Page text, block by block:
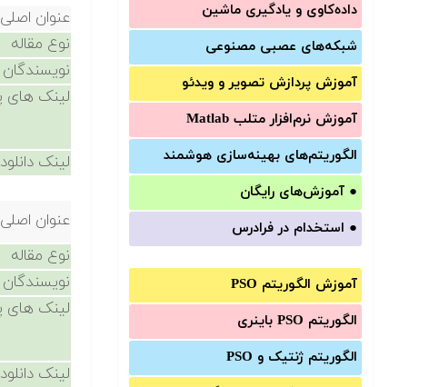
داده‌کاوی و یادگیری ماشین
شبکه‌های عصبی مصنوعی
آموزش‌ پردازش تصویر و ویدئو
آموزش‌ نرم‌افزار متلب Matlab
الگوریتم‌های بهینه‌سازی هوشمند
● آموزش‌های رایگان
● استخدام در فرادرس
آموزش الگوریتم PSO
الگوریتم PSO باینری
الگوریتم ژنتیک و PSO
عنوان
نوع مقاله
نویسندگان
لینک های
لینک
عنوان
نوع مقاله
نویسندگان
لینک های
لینک